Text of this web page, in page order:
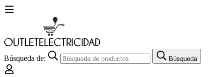
Búsqueda de: Búsqueda